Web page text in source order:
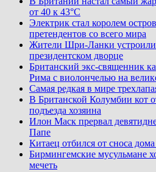
от 40 к 43°C
Электрик стал королем
претендентов со всего мира
Жители Шри-Ланки устроили
президентском дворце
Британский экс-священник
Рима с виолончелью на
Самая редкая в мире
В Британской Колумбии кот
подъезда хозяина
Илон Маск прервал
Папе
Китаец отбился от сноса
Бирмингемские мусульмане
мечеть